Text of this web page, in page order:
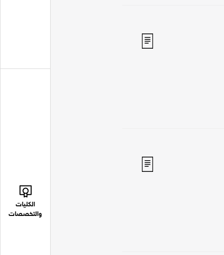
الكليات
والتخصصات